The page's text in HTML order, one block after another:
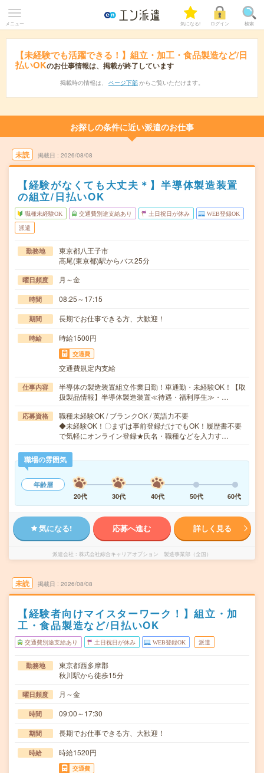
メニュー 気になる! ログイン 検索
【未経験でも活躍できる！】組立・加工・食品製造など/日
払いOKのお仕事情報は、掲載が終了しています
掲載時の情報は、 ページ下部 からご覧いただけます。
お探しの条件に近い派遣のお仕事
未読 掲載日 2026/08/08
【経験がなくても大丈夫＊】半導体製造装置
の組立/日払いOK
職種未経験OK 交通費別途支給あり 土日祝日が休み WEB登録OK
派遣
勤務地
東京都八王子市
高尾(東京都)駅からバス25分
曜日頻度 月～金
時間 08:25～17:15
期間 長期でお仕事できる方、大歓迎！
時給 時給1500円
交通費
交通費規定内支給
仕事内容
半導体の製造装置組立作業日勤！車通勤・未経験OK！【取
扱製品情報】半導体製造装置≪待遇・福利厚生≫・…
応募資格
職種未経験OK / ブランクOK / 英語力不要
◆未経験OK！〇まずは事前登録だけでもOK！履歴書不要
で気軽にオンライン登録★氏名・職種などを入力す…
職場の雰囲気
年齢層
20代
30代 40代 50代 60代
気になる! 応募へ進む 詳しく見る
派遣会社 株式会社綜合キャリアオプション 製造事業部（全国）
未読 掲載日 2026/08/08
【経験者向けマイスターワーク！】組立・加
工・食品製造など/日払いOK
交通費別途支給あり 土日祝日が休み WEB登録OK 派遣
勤務地
東京都西多摩郡
秋川駅から徒歩15分
曜日頻度 月～金
時間 09:00～17:30
期間 長期でお仕事できる方、大歓迎！
時給 時給1520円
交通費